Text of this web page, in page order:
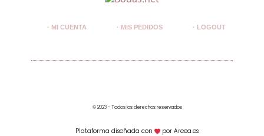
· MI CUENTA · MIS PEDIDOS · LOGOUT
© 2023 - Todos los derechos reservados
Plataforma diseñada con por Areea.es